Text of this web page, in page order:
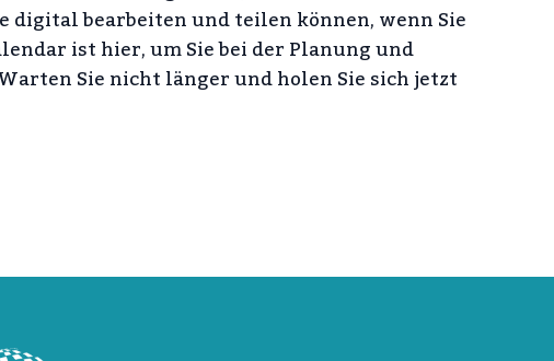
digital bearbeiten und teilen können, wenn Sie
ist hier, um Sie bei der Planung und
Sie nicht länger und holen Sie sich jetzt